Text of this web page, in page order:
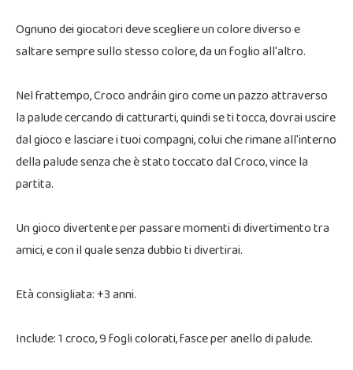
Ognuno dei giocatori deve scegliere un colore diverso e
saltare sempre sullo stesso colore, da un foglio all'altro.
Nel frattempo, Croco andráin giro come un pazzo attraverso
la palude cercando di catturarti, quindi se ti tocca, dovrai uscire
dal gioco e lasciare i tuoi compagni, colui che rimane all'interno
della palude senza che è stato toccato dal Croco, vince la
partita.
Un gioco divertente per passare momenti di divertimento tra
amici, e con il quale senza dubbio ti divertirai.
Età consigliata: +3 anni.
Include: 1 croco, 9 fogli colorati, fasce per anello di palude.